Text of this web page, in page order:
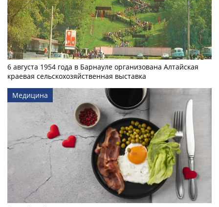
6 августа 1954 года в Барнауле организована Алтайская
краевая сельскохозяйственная выставка
Медицина